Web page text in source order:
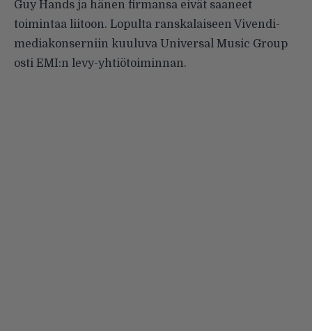
Guy Hands ja hänen firmansa eivät saaneet
toimintaa liitoon. Lopulta ranskalaiseen Vivendi-
mediakonserniin kuuluva Universal Music Group
osti EMI:n levy-yhtiötoiminnan.